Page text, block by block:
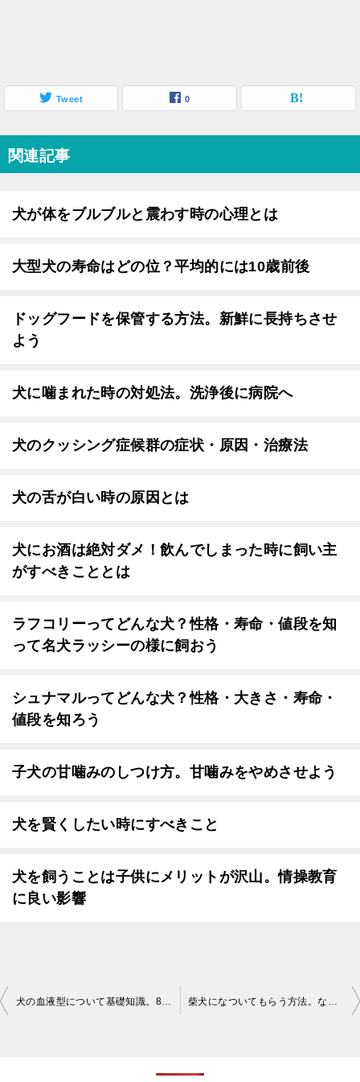
Tweet 0
関連記事
犬が体をブルブルと震わす時の心理とは
大型犬の寿命はどの位？平均的には10歳前後
ドッグフードを保管する方法。新鮮に長持ちさせ
よう
犬に噛まれた時の対処法。洗浄後に病院へ
犬のクッシング症候群の症状・原因・治療法
犬の舌が白い時の原因とは
犬にお酒は絶対ダメ！飲んでしまった時に飼い主
がすべきこととは
ラフコリーってどんな犬？性格・寿命・値段を知
って名犬ラッシーの様に飼おう
シュナマルってどんな犬？性格・大きさ・寿命・
値段を知ろう
子犬の甘噛みのしつけ方。甘噛みをやめさせよう
犬を賢くしたい時にすべきこと
犬を飼うことは子供にメリットが沢山。情操教育
に良い影響
投
犬の血液型について基礎知識。8種類以上ある血液型の輸血や抗体を知ろう 柴犬になついてもらう方法。なつかない柴犬を可愛がろう